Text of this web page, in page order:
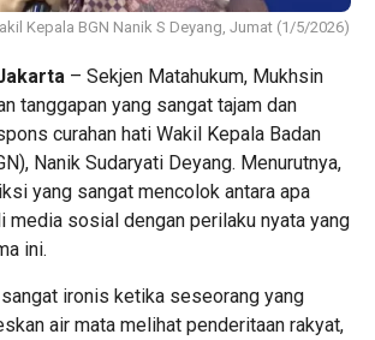
Kepala BGN Nanik S Deyang, Jumat (1/5/2026)
– Sekjen Matahukum, Mukhsin
tanggapan yang sangat tajam dan
curahan hati Wakil Kepala Badan
Nanik Sudaryati Deyang. Menurutnya,
yang sangat mencolok antara apa
media sosial dengan perilaku nyata yang
ini.
ironis ketika seseorang yang
air mata melihat penderitaan rakyat,